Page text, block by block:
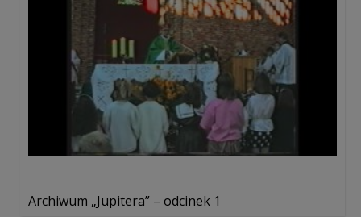
Archiwum „Jupitera” – odcinek 1